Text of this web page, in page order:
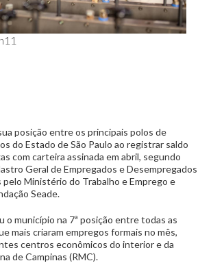
posição entre os principais polos de
do Estado de São Paulo ao registrar saldo
com carteira assinada em abril, segundo
Geral de Empregados e Desempregados
pelo Ministério do Trabalho e Emprego e
Seade.
o município na 7ª posição entre todas as
mais criaram empregos formais no mês,
centros econômicos do interior e da
de Campinas (RMC).